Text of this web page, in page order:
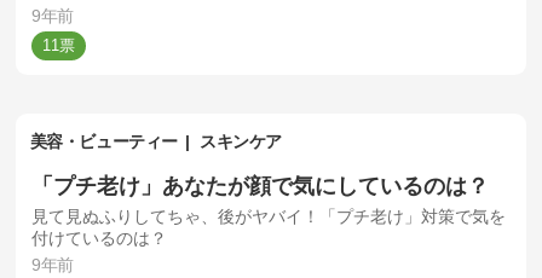
9年前
11
美容・ビューティー スキンケア
「プチ老け」あなたが顔で気にしているのは？
見て見ぬふりしてちゃ、後がヤバイ！「プチ老け」対策で気を
付けているのは？
9年前